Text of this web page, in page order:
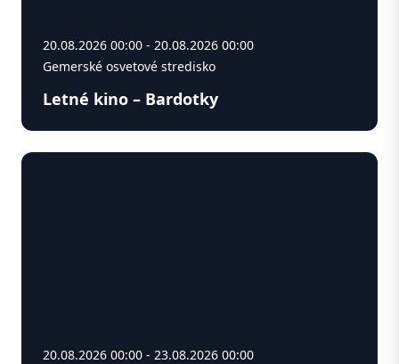
20.08.2026 00:00 - 20.08.2026 00:00
Gemerské osvetové stredisko
Letné kino – Bardotky
20.08.2026 00:00 - 23.08.2026 00:00